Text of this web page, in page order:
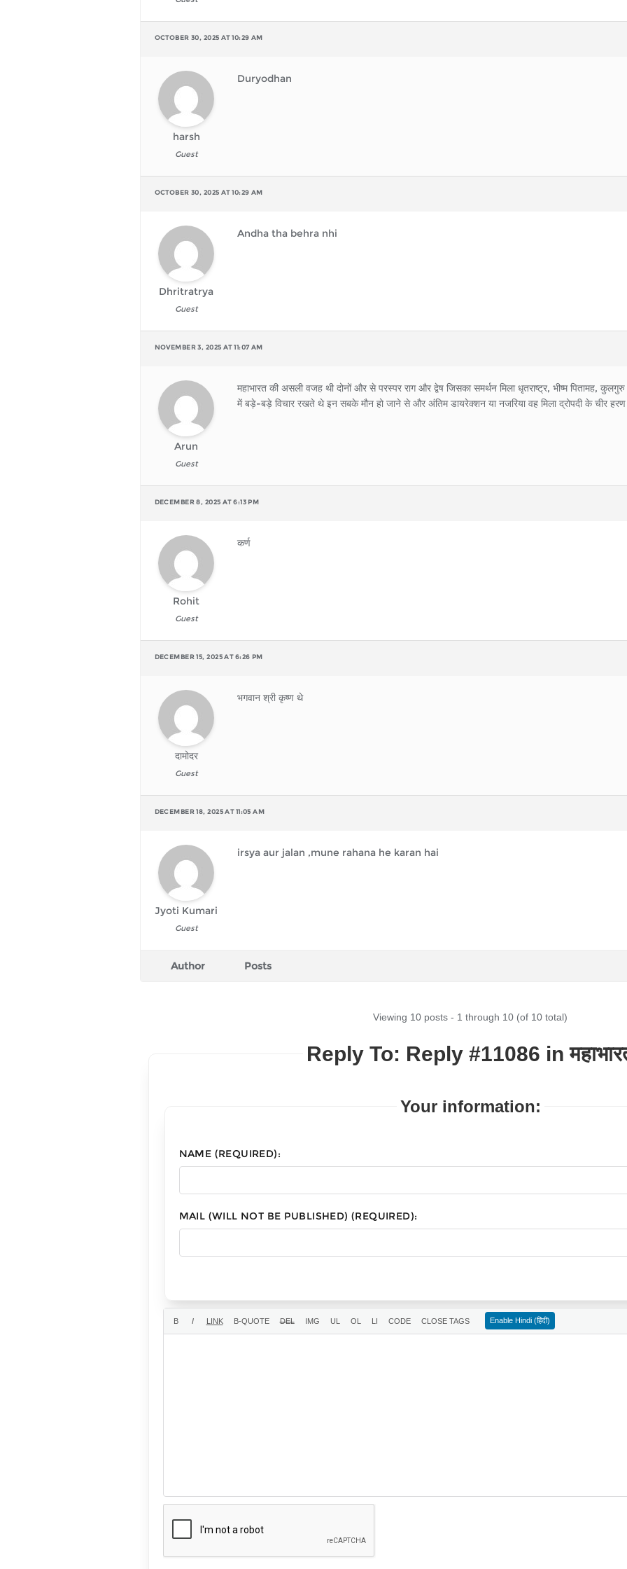
OCTOBER 30, 2025 AT 10:29 AM
harsh
Guest
Duryodhan
OCTOBER 30, 2025 AT 10:29 AM
Dhritratrya
Guest
Andha tha behra nhi
NOVEMBER 3, 2025 AT 11:07 AM
Arun
Guest
महाभारत की असली वजह थी दोनों और से परस्पर राग और द्वेष जिसका समर्थन मिला धृतराष्ट्र, भीष्म पितामह,
में बड़े-बड़े विचार रखते थे इन सबके मौन हो जाने से और अंतिम डायरेक्शन या नजरिया वह मिला द्रोपदी के चीर हरण
DECEMBER 8, 2025 AT 6:13 PM
Rohit
Guest
कर्ण
DECEMBER 15, 2025 AT 6:26 PM
दामोदर
Guest
भगवान श्री कृष्ण थे
DECEMBER 18, 2025 AT 11:05 AM
Jyoti Kumari
Guest
irsya aur jalan ,mune rahana he karan hai
Author Posts
Viewing 10 posts - 1 through 10 (of 10 total)
Reply To: Reply #11086 in
Your information:
NAME (REQUIRED):
MAIL (WILL NOT BE PUBLISHED) (REQUIRED):
Enable Hindi (हिंदी)